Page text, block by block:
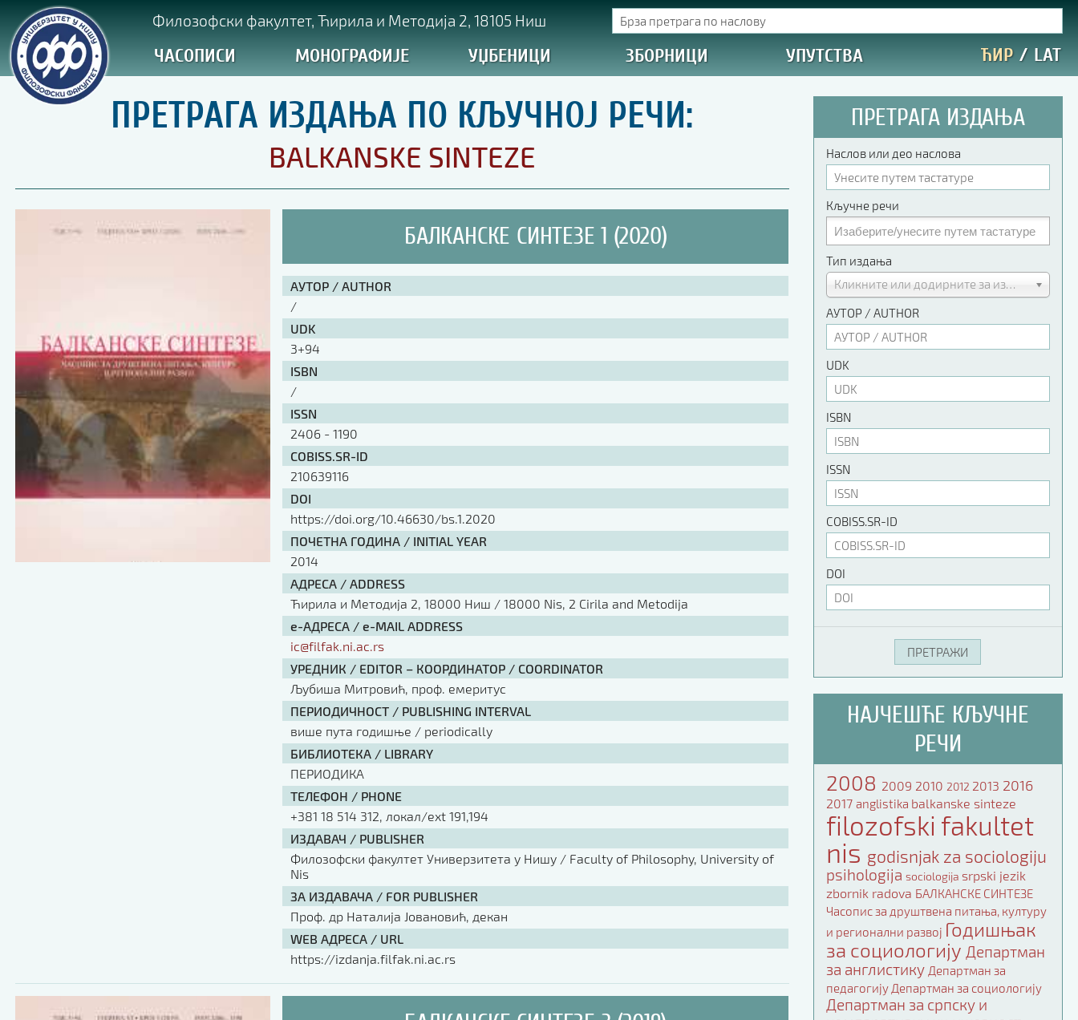
Филозофски факултет, Ћирила и Методија 2, 18105 Ниш
ЧАСОПИСИ МОНОГРАФИЈЕ УЏБЕНИЦИ ЗБОРНИЦИ УПУТСТВА ЋИР / LAT
ПРЕТРАГА ИЗДАЊА ПО КЉУЧНОЈ РЕЧИ:
BALKANSKE SINTEZE
БАЛКАНСКЕ СИНТЕЗЕ 1 (2020)
АУТОР / AUTHOR
/
UDK
3+94
ISBN
/
ISSN
2406 - 1190
COBISS.SR-ID
210639116
DOI
https://doi.org/10.46630/bs.1.2020
ПОЧЕТНА ГОДИНА / INITIAL YEAR
2014
АДРЕСА / ADDRESS
Ћирила и Методија 2, 18000 Ниш / 18000 Nis, 2 Cirila and Metodija
е-АДРЕСА / e-MAIL ADDRESS
ic@filfak.ni.ac.rs
УРЕДНИК / EDITOR – КООРДИНАТОР / COORDINATOR
Љубиша Митровић, проф. емеритус
ПЕРИОДИЧНОСТ / PUBLISHING INTERVAL
више пута годишње / periodically
БИБЛИОТЕКА / LIBRARY
ПЕРИОДИКА
ТЕЛЕФОН / PHONE
+381 18 514 312, локал/ext 191,194
ИЗДАВАЧ / PUBLISHER
Филозофски факултет Универзитета у Нишу / Faculty of Philosophy, University of
Nis
ЗА ИЗДАВАЧА / FOR PUBLISHER
Проф. др Наталија Јовановић, декан
WEB АДРЕСА / URL
https://izdanja.filfak.ni.ac.rs
ПРЕТРАГА ИЗДАЊА
Наслов или део наслова
Кључне речи
Тип издања
Кликните или додирните за избор
АУТОР / AUTHOR
UDK
ISBN
ISSN
COBISS.SR-ID
DOI
НАЈЧЕШЋЕ КЉУЧНЕ
РЕЧИ
2008 2009 2010 2012 2013 2016
2017 anglistika balkanske sinteze
filozofski fakultet
nis godisnjak za sociologiju
psihologija sociologija srpski jezik
zbornik radova БАЛКАНСКЕ СИНТЕЗЕ
Часопис за друштвена питања, културу
и регионални развој Годишњак
за социологију Департман
за англистику Департман за
педагогију Департман за социологију
Департман за српску и